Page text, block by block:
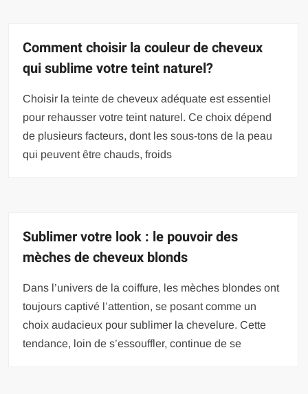
Comment choisir la couleur de cheveux
qui sublime votre teint naturel?
Choisir la teinte de cheveux adéquate est essentiel
pour rehausser votre teint naturel. Ce choix dépend
de plusieurs facteurs, dont les sous-tons de la peau
qui peuvent être chauds, froids
Sublimer votre look : le pouvoir des
mèches de cheveux blonds
Dans l’univers de la coiffure, les mèches blondes ont
toujours captivé l’attention, se posant comme un
choix audacieux pour sublimer la chevelure. Cette
tendance, loin de s’essouffler, continue de se